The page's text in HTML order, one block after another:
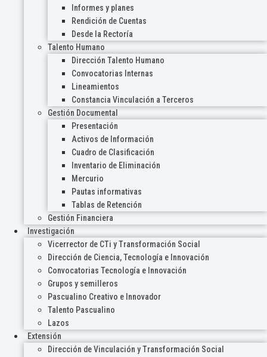
Informes y planes
Rendición de Cuentas
Desde la Rectoría
Talento Humano
Dirección Talento Humano
Convocatorias Internas
Lineamientos
Constancia Vinculación a Terceros
Gestión Documental
Presentación
Activos de Información
Cuadro de Clasificación
Inventario de Eliminación
Mercurio
Pautas informativas
Tablas de Retención
Gestión Financiera
Investigación
Vicerrector de CTi y Transformación Social
Dirección de Ciencia, Tecnología e Innovación
Convocatorias Tecnología e Innovación
Grupos y semilleros
Pascualino Creativo e Innovador
Talento Pascualino
Lazos
Extensión
Dirección de Vinculación y Transformación Social